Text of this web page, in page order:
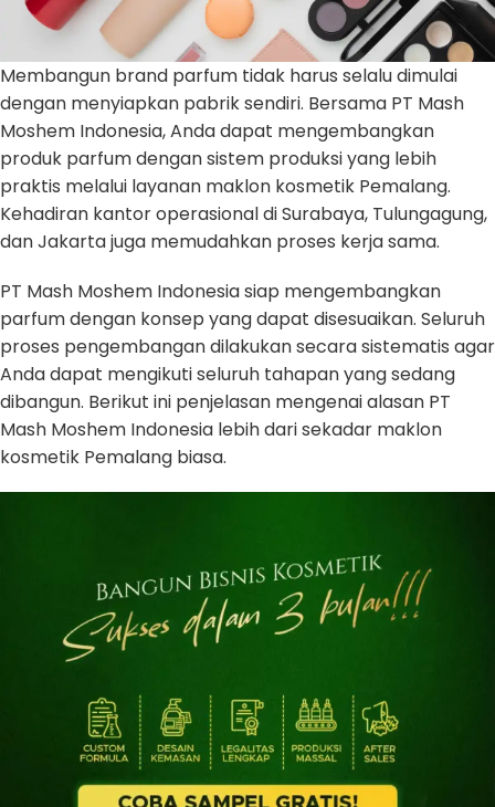
Membangun brand parfum tidak harus selalu dimulai
dengan menyiapkan pabrik sendiri. Bersama PT Mash
Moshem Indonesia, Anda dapat mengembangkan
produk parfum dengan sistem produksi yang lebih
praktis melalui layanan maklon kosmetik Pemalang.
Kehadiran kantor operasional di Surabaya, Tulungagung,
dan Jakarta juga memudahkan proses kerja sama.
PT Mash Moshem Indonesia siap mengembangkan
parfum dengan konsep yang dapat disesuaikan. Seluruh
proses pengembangan dilakukan secara sistematis agar
Anda dapat mengikuti seluruh tahapan yang sedang
dibangun. Berikut ini penjelasan mengenai alasan PT
Mash Moshem Indonesia lebih dari sekadar maklon
kosmetik Pemalang biasa.